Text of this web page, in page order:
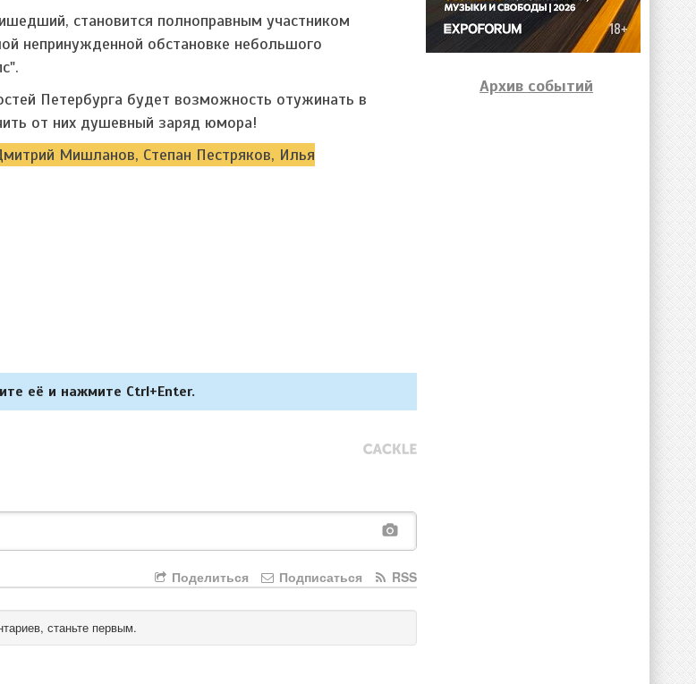
становится полноправным участником
непринужденной обстановке небольшого
Петербурга будет возможность отужинать в
от них душевный заряд юмора!
Мишланов, Степан Пестряков, Илья
её и нажмите Ctrl+Enter.
RSS
Подписаться
Поделиться
станьте первым.
Архив событий